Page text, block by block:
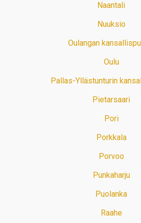
Naantali
Nuuksio
Oulangan
Oulu
Pallas-Yllästunturin
Pietarsaari
Pori
Porkkala
Porvoo
Punkaharju
Puolanka
Raahe